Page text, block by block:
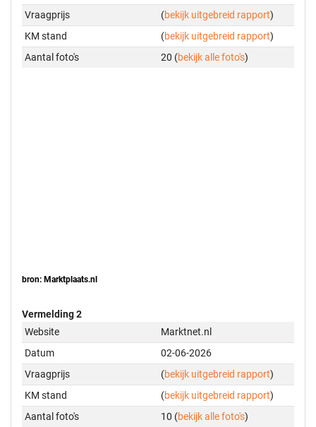
Vraagprijs
(bekijk uitgebreid rapport)
KM stand
(bekijk uitgebreid rapport)
Aantal foto's
20 (bekijk alle foto's)
bron: Marktplaats.nl
Vermelding 2
Website
Marktnet.nl
Datum
02-06-2026
Vraagprijs
(bekijk uitgebreid rapport)
KM stand
(bekijk uitgebreid rapport)
Aantal foto's
10 (bekijk alle foto's)